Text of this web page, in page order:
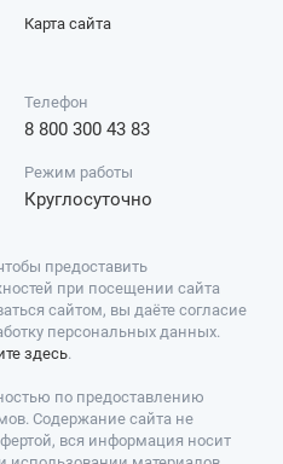
Карта сайта
Телефон
8 800 300 43 83
Режим работы
Круглосуточно
предоставить
при посещении сайта
сайтом, вы даёте согласие
персональных данных.
здесь.
по предоставлению
Содержание сайта не
вся информация носит